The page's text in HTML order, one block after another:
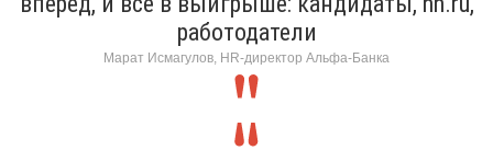
работодатели
Марат Исмагулов, HR-директор Альфа-Банка